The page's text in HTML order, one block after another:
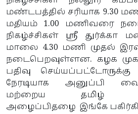
மண்டபத்தில் சரியாக 9.30
மதியம் 1.00 மணிவரை
நிகழ்ச்சிகள் ஸ்ரீ துர்க்கா
மாலை 4.30 மணி முதல்
நடைபெறவுள்ளன. கழக
பதிவு
நேரடியாக அனுப்பி
மற்றைய தமிழ்
அழைப்பிதழை இங்கே